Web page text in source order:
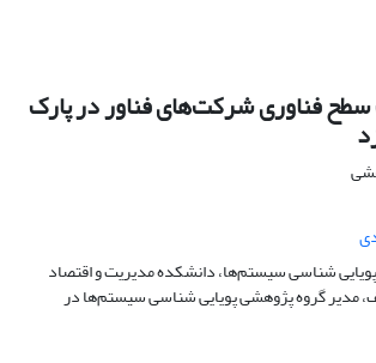
سطح فناوری شرکت‌های فناور در پارک
شناسی سیستم‌ها، دانشکده مدیریت و اقتصاد
مدیر گروه پژوهشی پویایی شناسی سیستم‌ها در